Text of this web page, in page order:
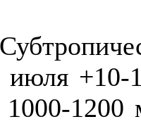
июля
1000-